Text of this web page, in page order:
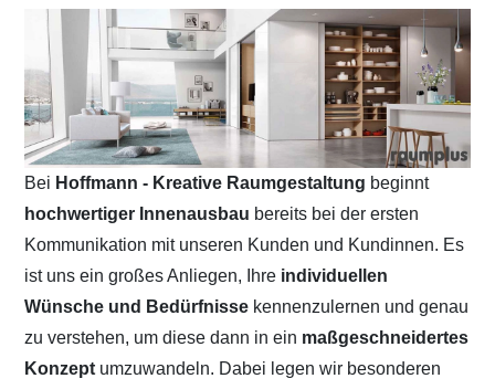
Bei Hoffmann - Kreative Raumgestaltung beginnt
hochwertiger Innenausbau bereits bei der ersten
Kommunikation mit unseren Kunden und Kundinnen. Es
ist uns ein großes Anliegen, Ihre individuellen
Wünsche und Bedürfnisse kennenzulernen und genau
zu verstehen, um diese dann in ein maßgeschneidertes
Konzept umzuwandeln. Dabei legen wir besonderen